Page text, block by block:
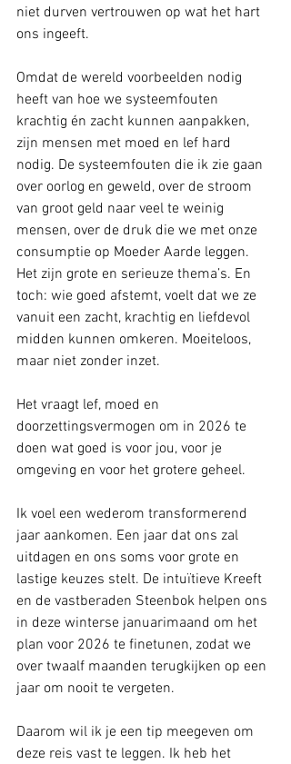
niet durven vertrouwen op wat het hart
ons ingeeft.
Omdat de wereld voorbeelden nodig
heeft van hoe we systeemfouten
krachtig én zacht kunnen aanpakken,
zijn mensen met moed en lef hard
nodig. De systeemfouten die ik zie gaan
over oorlog en geweld, over de stroom
van groot geld naar veel te weinig
mensen, over de druk die we met onze
consumptie op Moeder Aarde leggen.
Het zijn grote en serieuze thema’s. En
toch: wie goed afstemt, voelt dat we ze
vanuit een zacht, krachtig en liefdevol
midden kunnen omkeren. Moeiteloos,
maar niet zonder inzet.
Het vraagt lef, moed en
doorzettingsvermogen om in 2026 te
doen wat goed is voor jou, voor je
omgeving en voor het grotere geheel.
Ik voel een wederom transformerend
jaar aankomen. Een jaar dat ons zal
uitdagen en ons soms voor grote en
lastige keuzes stelt. De intuïtieve Kreeft
en de vastberaden Steenbok helpen ons
in deze winterse januarimaand om het
plan voor 2026 te finetunen, zodat we
over twaalf maanden terugkijken op een
jaar om nooit te vergeten.
Daarom wil ik je een tip meegeven om
deze reis vast te leggen. Ik heb het